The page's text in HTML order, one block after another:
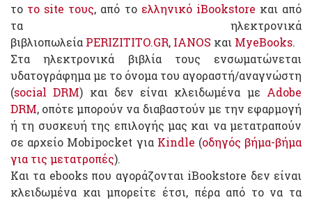
το το site τους, από το ελληνικό iBookstore και από
τα ηλεκτρονικά
βιβλιοπωλεία PERIZITITO.GR, IANOS και MyeBooks.
Στα ηλεκτρονικά βιβλία τους ενσωματώνεται
υδατογράφημα με το όνομα του αγοραστή/αναγνώστη
(social DRM) και δεν είναι κλειδωμένα με Adobe
DRM, οπότε μπορούν να διαβαστούν με την εφαρμογή
ή τη συσκευή της επιλογής μας και να μετατραπούν
σε αρχείο Mobipocket για Kindle (οδηγός βήμα-βήμα
για τις μετατροπές).
Και τα ebooks που αγοράζονται iBookstore δεν είναι
κλειδωμένα και μπορείτε έτσι, πέρα από το να τα